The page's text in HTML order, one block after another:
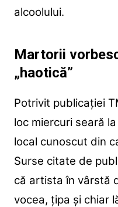
alcoolului.
Martorii
„haotică”
Potrivit publicației
loc miercuri seară
local cunoscut din
Surse citate de
că artista în vârstă
vocea, țipa și chiar